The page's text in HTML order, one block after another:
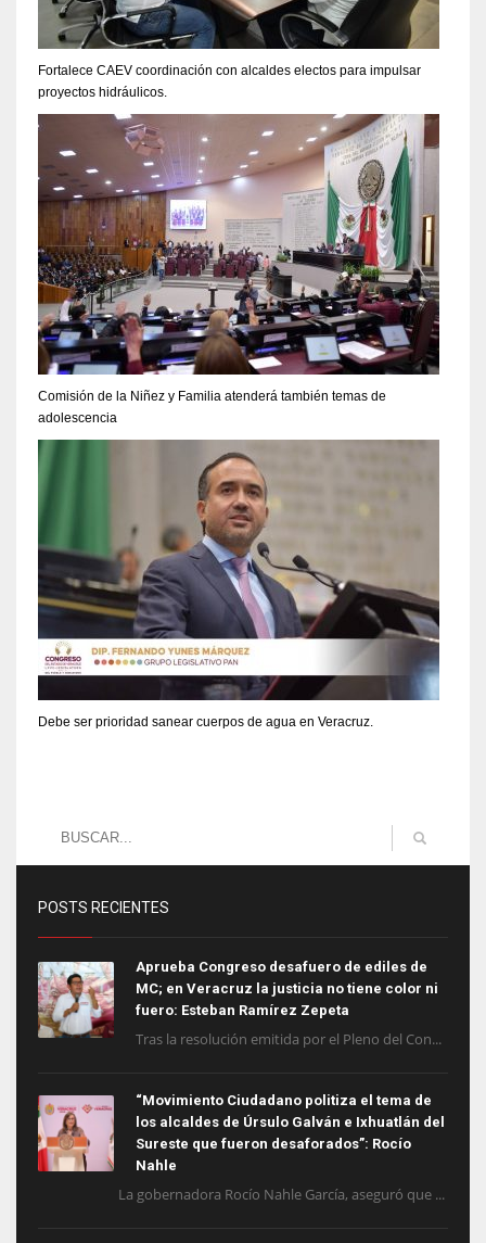
Fortalece CAEV coordinación con alcaldes electos para impulsar
proyectos hidráulicos.
Comisión de la Niñez y Familia atenderá también temas de
adolescencia
Debe ser prioridad sanear cuerpos de agua en Veracruz.
POSTS RECIENTES
Aprueba Congreso desafuero de ediles de
MC; en Veracruz la justicia no tiene color ni
fuero: Esteban Ramírez Zepeta
Tras la resolución emitida por el Pleno del Con...
“Movimiento Ciudadano politiza el tema de
los alcaldes de Úrsulo Galván e Ixhuatlán del
Sureste que fueron desaforados”: Rocío
Nahle
La gobernadora Rocío Nahle García, aseguró que ...